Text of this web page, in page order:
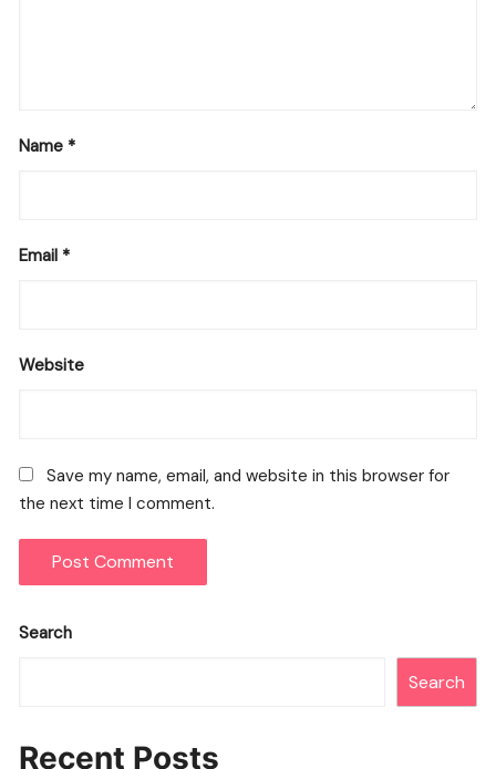
Name *
Email *
Website
Save my name, email, and website in this browser for
the next time I comment.
Search
Search
Recent Posts